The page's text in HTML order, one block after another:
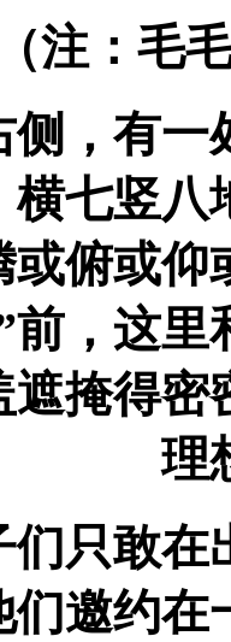
（注：毛
，有一
横七竖八
或俯或仰
前，这
遮掩得密
理
只敢在
们邀约在